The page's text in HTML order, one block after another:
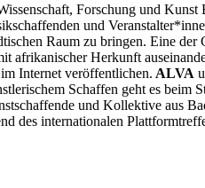
Forschung und
und
Raum zu bringen. Eine der
afrikanischer Herkunft
Internet veröffentlichen. ALVA
Schaffen geht es beim
und Kollektive aus
des internationalen